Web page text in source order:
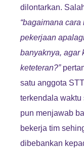
dilontarkan.
“bagaimana
pekerjaan
banyaknya, agar
keteteran?”
satu anggota
terkendala waktu
pun menjawab
bekerja tim
dibebankan